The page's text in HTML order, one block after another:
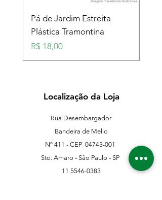
Pá de Jardim Estreita
Plástica Tramontina
Preço
R$ 18,00
Localização da Loja
Rua Desembargador
Bandeira de Mello
Nº 411 - CEP 04743-001
Sto. Amaro - São Paulo - SP
11 5546-0383